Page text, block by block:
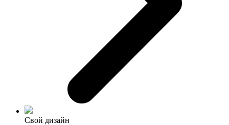
Свой дизайн